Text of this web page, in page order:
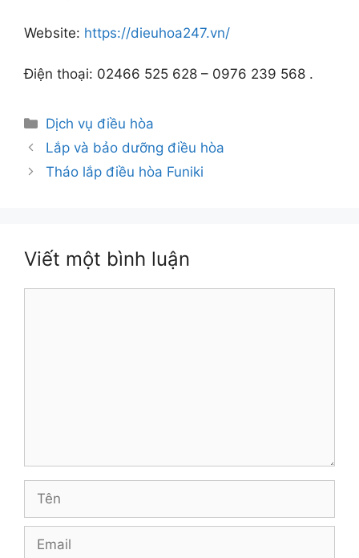
Website: https://dieuhoa247.vn/
Điện thoại: 02466 525 628 – 0976 239 568 .
Danh
mục
Dịch vụ điều hòa
Lắp và bảo dưỡng điều hòa
Tháo lắp điều hòa Funiki
Viết một bình luận